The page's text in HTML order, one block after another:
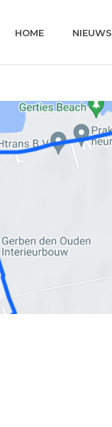
HOME NIEUWS